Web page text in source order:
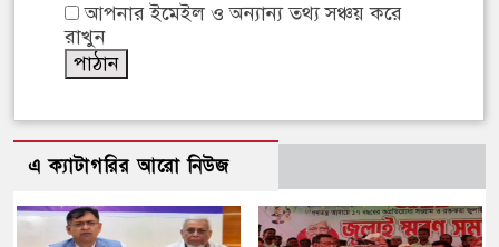
আপনার ইমেইল ও অন্যান্য তথ্য সঞ্চয় করে
রাখুন
এ ক্যাটাগরির আরো নিউজ